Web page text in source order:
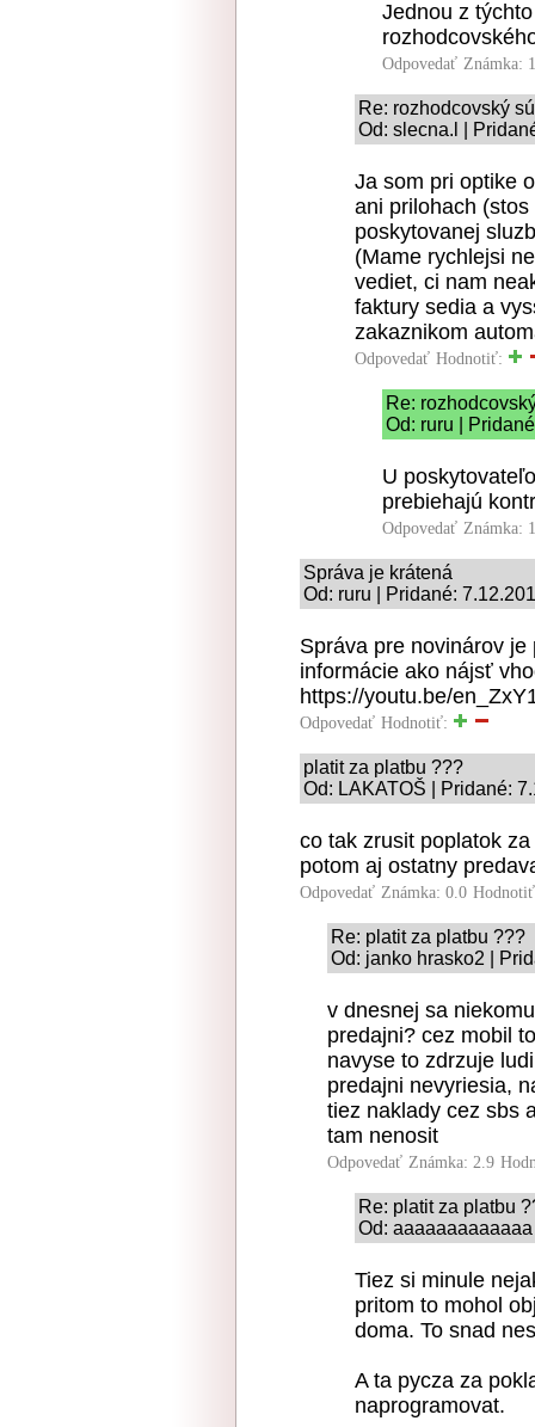
Jednou z
Odpovedať Známka:
Re: rozhodcovský
Od: slecna.l |
Ja som pri optike
ani prilohach
poskytovanej
(Mame rychlejsi
vediet, ci nam
faktury sedia a
zakaznikom
Odpovedať Hodnotiť:
Re:
Od: ruru |
U
prebiehajú
Odpovedať Známka:
Správa je krátená
Od: ruru | Pridané:
Správa pre novinárov
informácie ako nájsť
https://youtu.be/
Odpovedať Hodnotiť:
platit za platbu ???
Od: LAKATOŠ | Pridané:
co tak zrusit poplatok
potom aj ostatny
Odpovedať Známka: 0.0
Re: platit za platbu ???
Od: janko hrasko2 |
v dnesnej sa
predajni? cez mobil
navyse to zdrzuje
predajni nevyriesia,
tiez naklady cez sbs
tam nenosit
Odpovedať Známka: 2.9
Re: platit za platbu
Od:
Tiez si minule
pritom to mohol
doma. To snad
A ta pycza za
naprogramovat.